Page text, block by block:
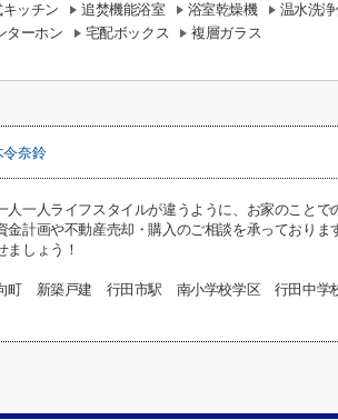
ッチン 追焚機能浴室 浴室乾燥機 温水洗
ターホン 宅配ボックス 複層ガラス
令奈鈴
人一人ライフスタイルが違うように、お家のこと
金計画や不動産売却・購入のご相談を承っており
ましょう！
町 新築戸建 行田市駅 南小学校学区 行田中学